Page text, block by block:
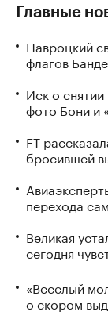
Главные
Навроцкий
флагов
Иск о
фото Бони и
FT
бросившей
перехода
Великая
сегодня
«Веселый
о скором